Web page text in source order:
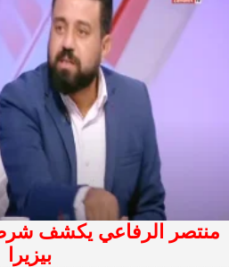
منتصر الرفاعي يكشف شرط
بيزيرا